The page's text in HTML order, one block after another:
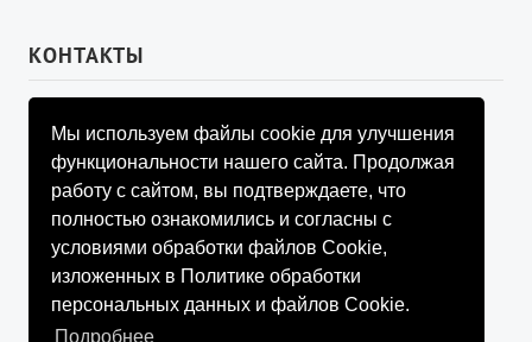
Мы используем файлы cookie для улучшения
функциональности нашего сайта. Продолжая
работу с сайтом, вы подтверждаете, что
полностью ознакомились и согласны с
условиями обработки файлов Cookie,
изложенных в Политике обработки
персональных данных и файлов Cookie.
Подробнее
КОНТАКТЫ
УПРАВЛЯЮЩИЙ СОВЕТ ФОНДА
info@fondtheosophy.ru
+7 (926) 184-90-66
+7 (926) 910-92-77
+7 (962) 907-24-88